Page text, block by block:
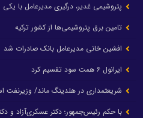
پتروشیمی غدیر، درگیری مدیرعامل با یکی
تامین برق پتروشیمی‌ها از کشور ترکیه
افشین خانی مدیرعامل بانک صادرات شد
ایرانول ۶ همت سود تقسیم کرد
شریعتمداری در هلدینگ ماند/ وزیرنفت
با حکم رئیس‌جمهور؛ دکتر عسکری‌آزاد و